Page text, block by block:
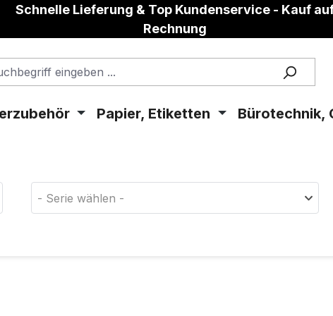
Schnelle Lieferung & Top Kundenservice - Kauf
Rechnung
Papier, Etiketten Bürotechnik,
- Serie wählen -